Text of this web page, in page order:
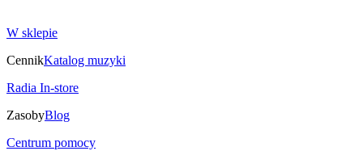
W sklepie
CennikKatalog muzyki
Radia In-store
ZasobyBlog
Centrum pomocy